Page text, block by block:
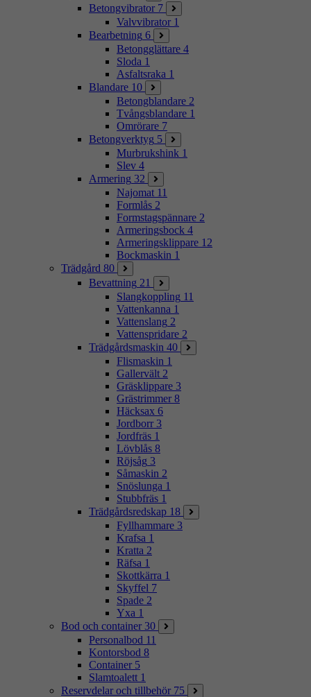
Betongvibrator 7
Valvvibrator 1
Bearbetning 6
Betongglättare 4
Sloda 1
Asfaltsraka 1
Blandare 10
Betongblandare 2
Tvångsblandare 1
Omrörare 7
Betongverktyg 5
Murbrukshink 1
Slev 4
Armering 32
Najomat 11
Formlås 2
Formstagspännare 2
Armeringsbock 4
Armeringsklippare 12
Bockmaskin 1
Trädgård 80
Bevattning 21
Slangkoppling 11
Vattenkanna 1
Vattenslang 2
Vattenspridare 2
Trädgårdsmaskin 40
Flismaskin 1
Gallervält 2
Gräsklippare 3
Grästrimmer 8
Häcksax 6
Jordborr 3
Jordfräs 1
Lövblås 8
Röjsåg 3
Såmaskin 2
Snöslunga 1
Stubbfräs 1
Trädgårdsredskap 18
Fyllhammare 3
Krafsa 1
Kratta 2
Räfsa 1
Skottkärra 1
Skyffel 7
Spade 2
Yxa 1
Bod och container 30
Personalbod 11
Kontorsbod 8
Container 5
Slamtoalett 1
Reservdelar och tillbehör 75